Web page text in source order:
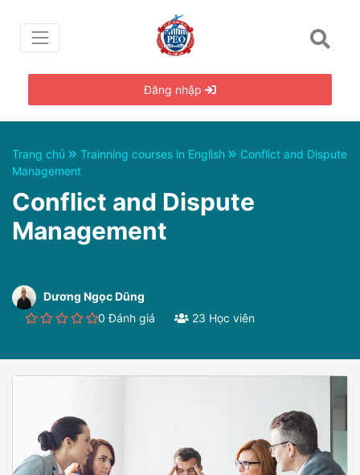
Đăng nhập
Trang chủ Trainning courses in English
Conflict and Dispute
Management
Conflict and Dispute
Management
Dương Ngọc Dũng
0 Đánh giá
23 Học viên